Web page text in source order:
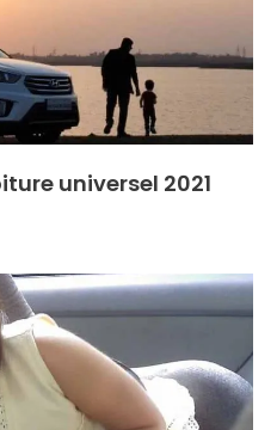
universel 2021